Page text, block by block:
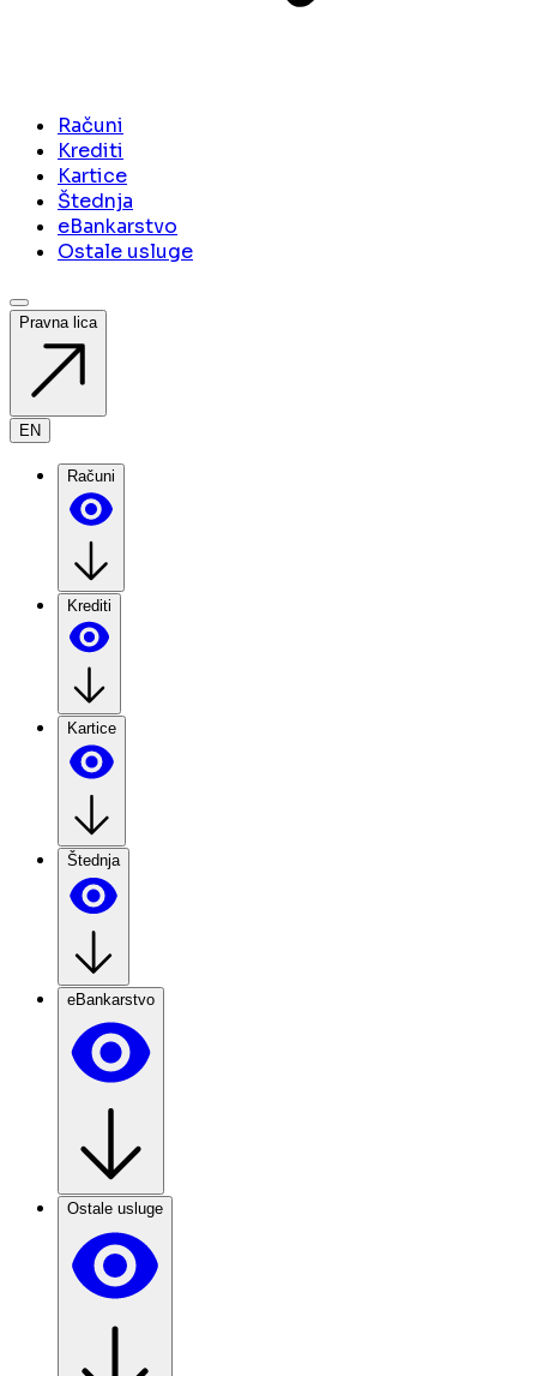
Računi
Krediti
Kartice
Štednja
eBankarstvo
Ostale usluge
Pravna lica
EN
Računi
Krediti
Kartice
Štednja
eBankarstvo
Ostale usluge